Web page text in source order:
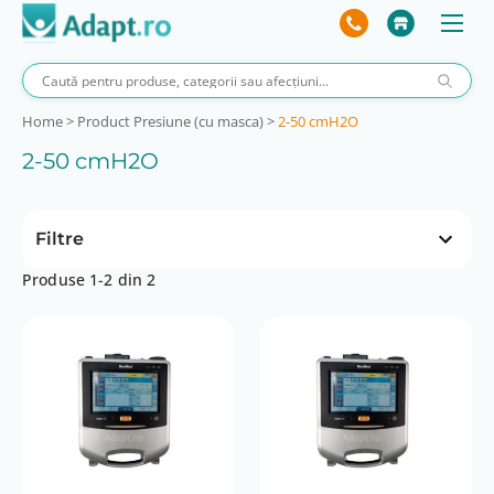
Home> Product Presiune (cu masca)>2-50 cmH2O
2-50 cmH2O
Filtre
840 lei
840 lei
Nivel sunet
43 dB
Produse 1-2 din 2